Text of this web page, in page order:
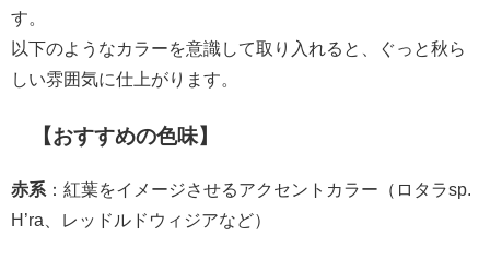
す。
以下のようなカラーを意識して取り入れると、ぐっと秋ら
しい雰囲気に仕上がります。
【おすすめの色味】
赤系 ：紅葉をイメージさせるアクセントカラー（ロタラsp.
H’ra、レッドルドウィジアなど）